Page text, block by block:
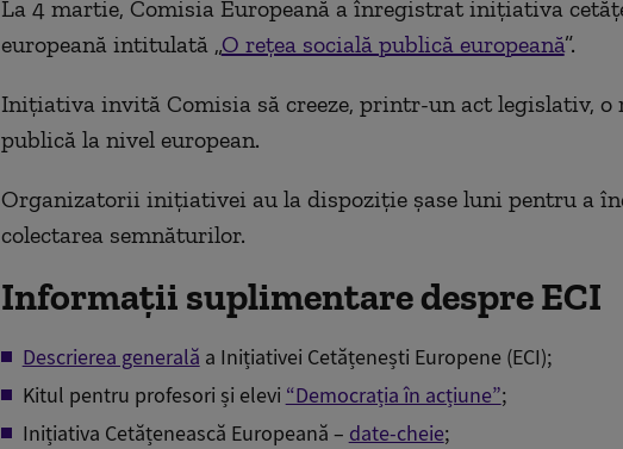
La 4 martie, Comisia Europeană a înregistrat inițiativa
europeană intitulată „O rețea socială publică europeană”.
Inițiativa invită Comisia să creeze, printr-un act legislativ, o
publică la nivel european.
Organizatorii inițiativei au la dispoziție șase luni pentru a
colectarea semnăturilor.
Informații suplimentare despre ECI
Descrierea generală a Inițiativei Cetățenești Europene (ECI);
Kitul pentru profesori și elevi “Democrația în acțiune”;
Inițiativa Cetățenească Europeană – date-cheie;